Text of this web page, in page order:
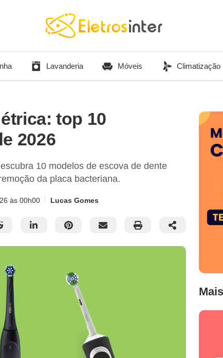
Lavanderia Móveis Climatização
top 10
2026
10 modelos de escova de dente
da placa bacteriana.
às 00h00 Lucas Gomes